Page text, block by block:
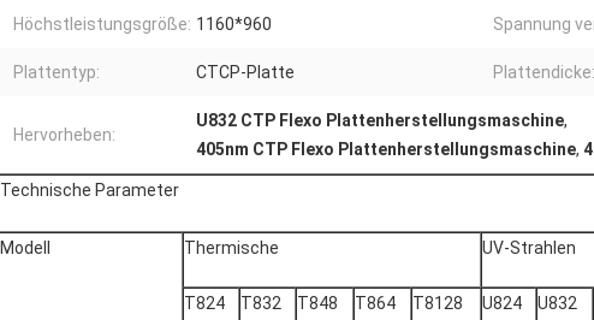
Höchstleistungsgröße: 1160*960 Spannung
Plattentyp: CTCP-Platte Plattendicke:
Hervorheben:
U832 CTP Flexo Plattenherstellungsmaschine,
405nm CTP Flexo Plattenherstellungsmaschine,
Technische Parameter
Modell Thermische UV-Strahlen
T824 T832 T848 T864 T8128 U824 U832